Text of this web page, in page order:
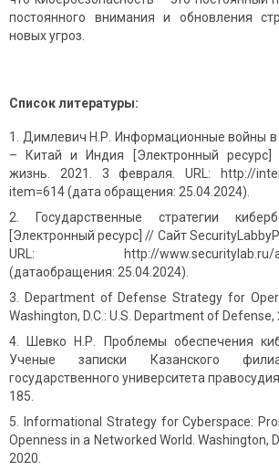
постоянного внимания и обновления
новых угроз.
Список литературы:
Димлевич Н.Р. Информационные войны в
– Китай и Индия [Электронный
жизнь. 2021. 3 февраля. URL: http://
item=614 (дата обращения: 25.04.2024).
Государственные стратегии
[Электронный ресурс] // Сайт
URL: http://www.securitylab.ru/
(датаобращения: 25.04.2024).
Department of Defense Strategy for
Washington, D.C.: U.S. Department of Defense,
Шевко Н.Р. Проблемы обеспечения
Ученые записки Казанского
государственного университета
185.
Informational Strategy for Cyberspace:
Openness in a Networked World. Washington,
2020.